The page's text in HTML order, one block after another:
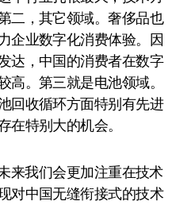
二，其它领域。奢侈品也
企业数字化消费体验。因
达，中国的消费者在数字
高。第三就是电池领域。
回收循环方面特别有先进
在特别大的机会。
来我们会更加注重在技术
对中国无缝衔接式的技术